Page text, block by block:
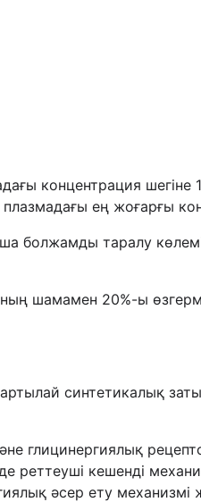
концентрация
ең жоғарғы
болжамды таралу
шамамен 20%-ы
синтетикалық
глицинергиялық
реттеуші кешенді
әсер ету